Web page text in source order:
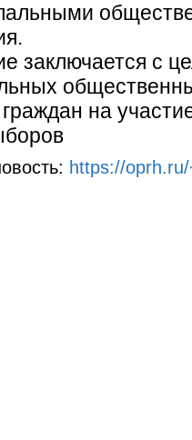
заключается с
на
https://